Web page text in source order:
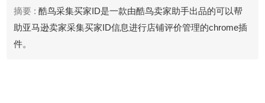
摘要 : 酷鸟采集买家ID是一款由酷鸟卖家助手出品的可以帮
助亚马逊卖家采集买家ID信息进行店铺评价管理的chrome插
件。